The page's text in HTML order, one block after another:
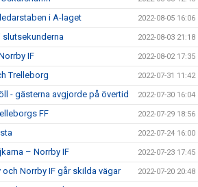
i A-laget 2022-08-05 16:06
2022-08-03 21:18
IF 2022-08-02 17:35
Trelleborg 2022-07-31 11:42
- gästerna avgjorde på övertid 2022-07-30 16:04
FF 2022-07-29 18:56
2022-07-24 16:00
– Norrby IF 2022-07-23 17:45
Norrby IF går skilda vägar 2022-07-20 20:48